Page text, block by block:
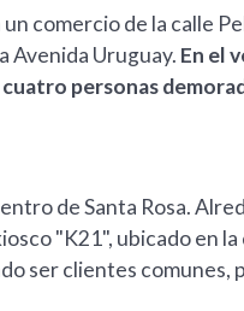
comercio de la calle
Avenida Uruguay. En el
personas
de Santa Rosa.
"K21", ubicado en
ser clientes